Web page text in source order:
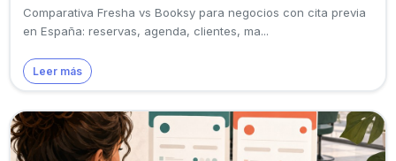
Comparativa Fresha vs Booksy para negocios con cita previa
en España: reservas, agenda, clientes, ma...
Leer más